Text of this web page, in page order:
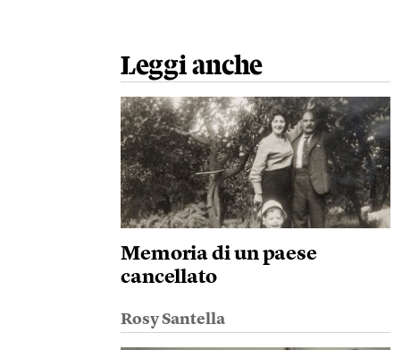
Leggi anche
Memoria di un paese
cancellato
Rosy Santella